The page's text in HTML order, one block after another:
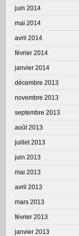
juin 2014
mai 2014
avril 2014
février 2014
janvier 2014
décembre 2013
novembre 2013
septembre 2013
août 2013
juillet 2013
juin 2013
mai 2013
avril 2013
mars 2013
février 2013
janvier 2013